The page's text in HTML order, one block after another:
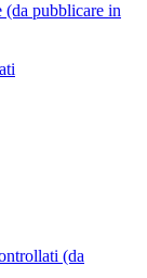
(da pubblicare in
(da